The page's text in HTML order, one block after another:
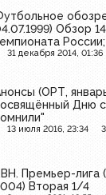
Обзор
среди женщин в
31 декабря 2014, 01:36
(ОРТ,
Дню
13 июля 2016, 23:34
Премьер-лига
Вторая 1/4